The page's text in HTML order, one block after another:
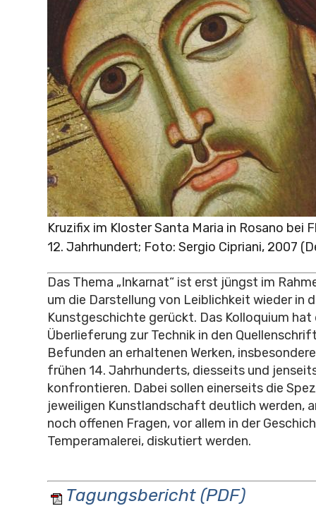
Kruzifix im Kloster Santa Maria in Rosano bei
12. Jahrhundert; Foto: Sergio Cipriani, 2007
Das Thema „Inkarnat“ ist erst jüngst im
um die Darstellung von Leiblichkeit wieder in
Kunstgeschichte gerückt. Das Kolloquium hat
Überlieferung zur Technik in den
Befunden an erhaltenen Werken,
frühen 14. Jahrhunderts, diesseits und
konfrontieren. Dabei sollen einerseits die
jeweiligen Kunstlandschaft deutlich werden,
noch offenen Fragen, vor allem in der
Temperamalerei, diskutiert werden.
Tagungsbericht (PDF)